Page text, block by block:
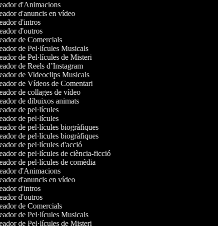
d'Animacions
d'anuncis en vídeo
d'intros
d'outros
de Comercials
de Pel·lícules Musicals
de Pel·lícules de Misteri
de Reels d’Instagram
de Videoclips Musicals
de Vídeos de Comentari
de collages de vídeo
de dibuixos animats
de pel·lícules
de pel·lícules
de pel·lícules biogràfiques
de pel·lícules biogràfiques
de pel·lícules d'acció
de pel·lícules de ciència-ficció
de pel·lícules de comèdia
d'Animacions
d'anuncis en vídeo
d'intros
d'outros
de Comercials
de Pel·lícules Musicals
de Pel·lícules de Misteri